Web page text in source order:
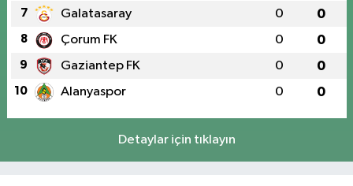
7 Galatasaray 0 0
8 Çorum FK 0 0
9 Gaziantep FK 0 0
10 Alanyaspor 0 0
Detaylar için tıklayın